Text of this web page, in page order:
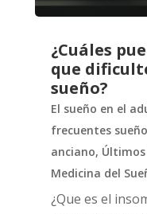
¿Cuáles
que
sueño?
El sueño en el
frecuentes
anciano, Últimos
Medicina del
¿Que es el